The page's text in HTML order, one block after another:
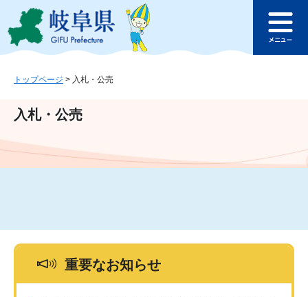
ジ
ュ
文
このページの本文へ
ュ
トップページ > 入札・公売
入札・公売
重要なお知らせ